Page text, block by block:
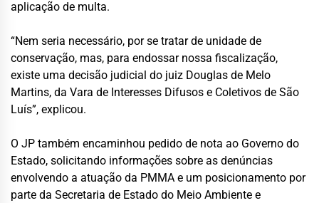
aplicação de multa.
“Nem seria necessário, por se tratar de unidade de
conservação, mas, para endossar nossa fiscalização,
existe uma decisão judicial do juiz Douglas de Melo
Martins, da Vara de Interesses Difusos e Coletivos de São
Luís”, explicou.
O JP também encaminhou pedido de nota ao Governo do
Estado, solicitando informações sobre as denúncias
envolvendo a atuação da PMMA e um posicionamento por
parte da Secretaria de Estado do Meio Ambiente e